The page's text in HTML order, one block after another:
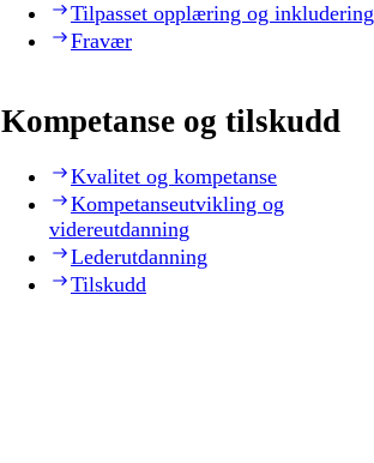
Tilpasset opplæring og inkludering
Fravær
Kompetanse og tilskudd
Kvalitet og kompetanse
Kompetanseutvikling og
videreutdanning
Lederutdanning
Tilskudd